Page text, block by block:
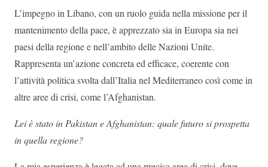
L’impegno in Libano, con un ruolo guida nella missione per il
mantenimento della pace, è apprezzato sia in Europa sia nei
paesi della regione e nell’ambito delle Nazioni Unite.
Rappresenta un’azione concreta ed efficace, coerente con
l’attività politica svolta dall’Italia nel Mediterraneo così come in
altre aree di crisi, come l’Afghanistan.
Lei è stato in Pakistan e Afghanistan: quale futuro si prospetta
in quella regione?